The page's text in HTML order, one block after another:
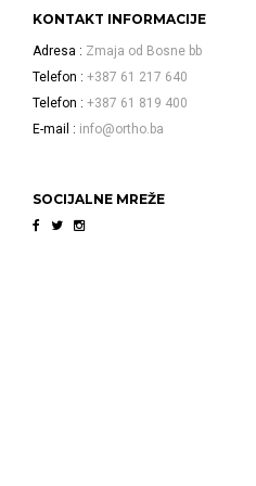
KONTAKT INFORMACIJE
Adresa
Zmaja od Bosne bb
Telefon
+387 61 217 640
Telefon
+387 61 819 400
E-mail
info@ortho.ba
SOCIJALNE MREŽE